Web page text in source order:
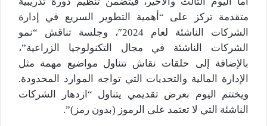
متقدمة تركز على “أهمية التطوير السريع في إدارة
الشركات الناشئة لعام 2024″، وجلسة تناقش “نمو
الشركات الناشئة في مجال التكنولوجيا الزراعية”،
بالإضافة إلى حلقات نقاش تتناول مواضيع مهمة مثل
الإدارة المالية والتحديات التي تواجه الموارد المحدودة.
ويختتم اليوم بعرض تقديمي يتناول “ازدهار الشركات
الناشئة التي لا تعتمد على الرموز (بدون رمز)”.